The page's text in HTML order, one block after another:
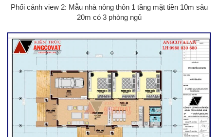
Phối cảnh view 2: Mẫu nhà nông thôn 1 tầng mặt tiền 10m sâu
20m có 3 phòng ngủ